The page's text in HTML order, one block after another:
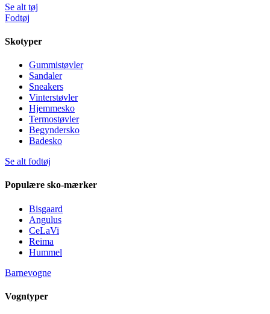
Se alt tøj
Fodtøj
Skotyper
Gummistøvler
Sandaler
Sneakers
Vinterstøvler
Hjemmesko
Termostøvler
Begyndersko
Badesko
Se alt fodtøj
Populære sko-mærker
Bisgaard
Angulus
CeLaVi
Reima
Hummel
Barnevogne
Vogntyper